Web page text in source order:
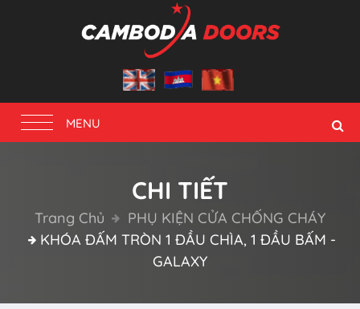
Toggle
navigation
MENU
CHI TIẾT
Trang Chủ
PHỤ KIỆN CỬA CHỐNG CHÁY
KHÓA ĐẤM TRÒN 1 ĐẦU CHÌA, 1 ĐẦU BẤM -
GALAXY